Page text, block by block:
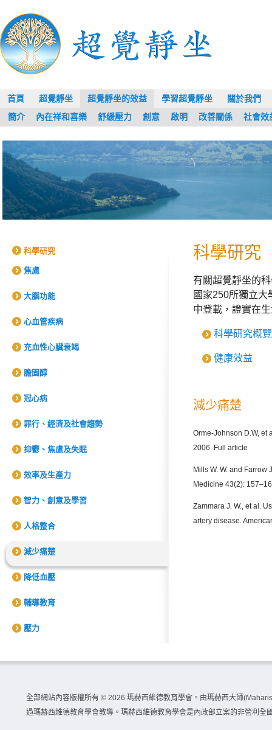
首頁 超覺靜坐 超覺靜坐的效益 學習超覺靜坐
關於我們
簡介
內在祥和喜樂 舒緩壓力 創意 啟明 改善關係 社會效
科學研究
焦慮
大腦功能
心血管疾病
充血性心臟衰竭
膽固醇
冠心病
罪行、經濟及社會趨勢
抑鬱、焦慮及失眠
效率及生產力
智力、創意及學習
人格整合
減少痛楚
降低血壓
輔導教育
壓力
科學研究
有關超覺靜坐的
國家250所獨立
中登載，證實在
科學研究概覽
健康效益
減少痛楚
Orme-Johnson D.W, et
2006. Full article
Mills W. W. and
Medicine 43(2):
Zammara J. W., et al.
artery disease.
全部網站內容版權所有 © 2026 瑪赫西維德教育學會。由瑪赫西大師
過瑪赫西維德教育學會教導。瑪赫西維德教育學會是內政部立案的非營利全